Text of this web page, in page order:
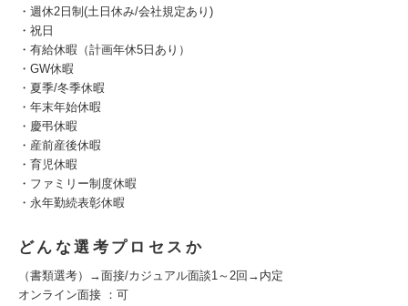
・週休2日制(土日休み/会社規定あり)
・祝日
・有給休暇（計画年休5日あり）
・GW休暇
・夏季/冬季休暇
・年末年始休暇
・慶弔休暇
・産前産後休暇
・育児休暇
・ファミリー制度休暇
・永年勤続表彰休暇
どんな選考プロセスか
（書類選考）→面接/カジュアル面談1～2回→内定
オンライン面接 ：可